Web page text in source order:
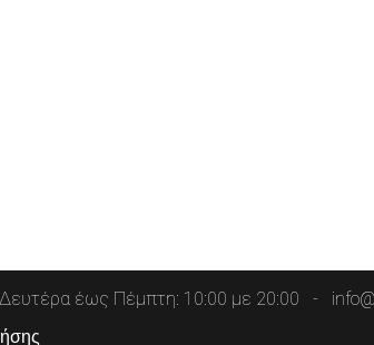
Δευτέρα έως Πέμπτη: 10:00 με 20:00